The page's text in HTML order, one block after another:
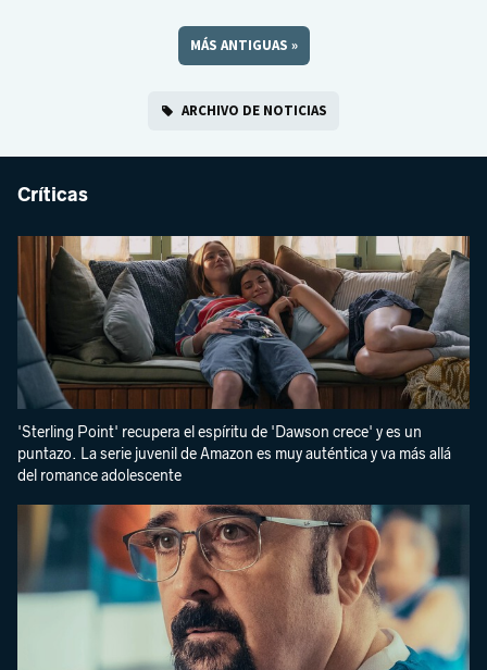
MÁS ANTIGUAS »
ARCHIVO DE NOTICIAS
Críticas
'Sterling Point' recupera el espíritu de 'Dawson crece' y es un
puntazo. La serie juvenil de Amazon es muy auténtica y va más allá
del romance adolescente